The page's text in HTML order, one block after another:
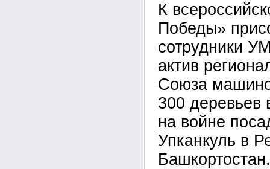
К
Победы»
сотрудники
актив
Союза
300 деревьев
на войне
Упканкуль в
Башкортостан.